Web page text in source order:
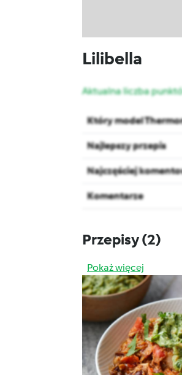
Lilibella
Aktualna liczba
Który model
Najlepszy przepis
Najczęściej
Komentarze
Przepisy(2)
Pokaż więcej